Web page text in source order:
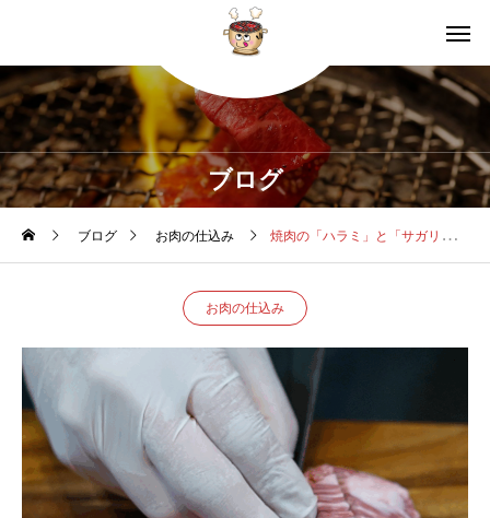
ブログ
ブログ お肉の仕込み 焼肉の「ハラミ」と「サガリ」の違い｜黒5が語る肉の奥深さ
お肉の仕込み